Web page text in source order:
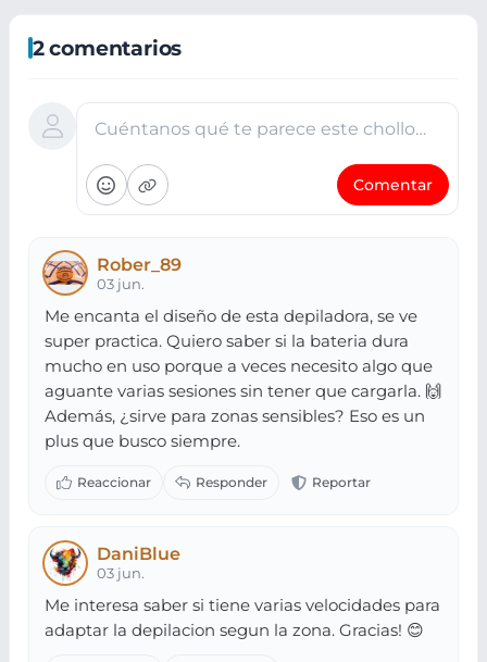
2 comentarios
Cuéntanos qué te parece este chollo…
Comentar
Rober_89
03 jun.
Me encanta el diseño de esta depiladora, se ve
super practica. Quiero saber si la bateria dura
mucho en uso porque a veces necesito algo que
aguante varias sesiones sin tener que cargarla. 🙌
Además, ¿sirve para zonas sensibles? Eso es un
plus que busco siempre.
DaniBlue
03 jun.
Me interesa saber si tiene varias velocidades para
adaptar la depilacion segun la zona. Gracias! 😊